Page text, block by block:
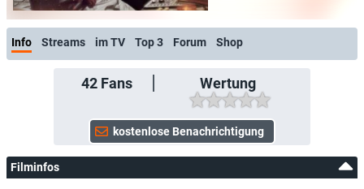
Info Streams im TV Top 3 Forum Shop
42Fans Wertung
Filminfos